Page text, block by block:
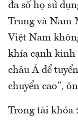
đa số họ sử
Trung và Nam
Việt Nam
khía cạnh kinh
châu Á để
chuyển cao",
Trong tài khóa